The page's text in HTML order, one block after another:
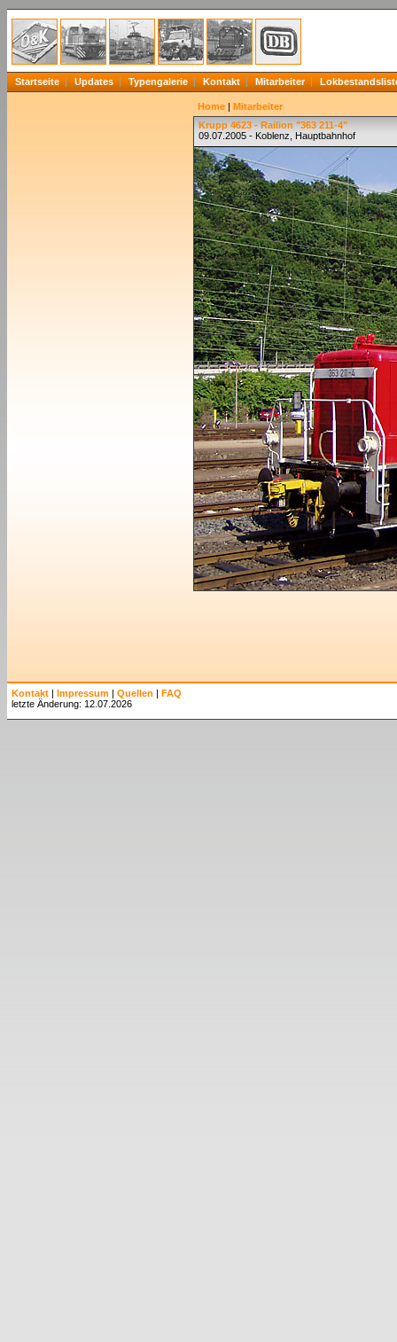
Startseite Updates Typengalerie Kontakt Mitarbeiter
Home | Mitarbeiter
Krupp 4623 - Railion "363 211-4"
09.07.2005 - Koblenz, Hauptbahnhof
Kontakt | Impressum | Quellen | FAQ
letzte Änderung: 12.07.2026